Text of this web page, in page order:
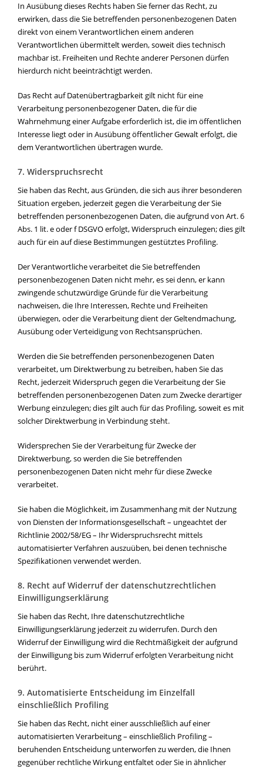
In Ausübung dieses Rechts haben Sie ferner das Recht, zu
erwirken, dass die Sie betreffenden personenbezogenen Daten
direkt von einem Verantwortlichen einem anderen
Verantwortlichen übermittelt werden, soweit dies technisch
machbar ist. Freiheiten und Rechte anderer Personen dürfen
hierdurch nicht beeinträchtigt werden.
Das Recht auf Datenübertragbarkeit gilt nicht für eine
Verarbeitung personenbezogener Daten, die für die
Wahrnehmung einer Aufgabe erforderlich ist, die im öffentlichen
Interesse liegt oder in Ausübung öffentlicher Gewalt erfolgt, die
dem Verantwortlichen übertragen wurde.
7. Widerspruchsrecht
Sie haben das Recht, aus Gründen, die sich aus ihrer besonderen
Situation ergeben, jederzeit gegen die Verarbeitung der Sie
betreffenden personenbezogenen Daten, die aufgrund von Art. 6
Abs. 1 lit. e oder f DSGVO erfolgt, Widerspruch einzulegen; dies gilt
auch für ein auf diese Bestimmungen gestütztes Profiling.
Der Verantwortliche verarbeitet die Sie betreffenden
personenbezogenen Daten nicht mehr, es sei denn, er kann
zwingende schutzwürdige Gründe für die Verarbeitung
nachweisen, die Ihre Interessen, Rechte und Freiheiten
überwiegen, oder die Verarbeitung dient der Geltendmachung,
Ausübung oder Verteidigung von Rechtsansprüchen.
Werden die Sie betreffenden personenbezogenen Daten
verarbeitet, um Direktwerbung zu betreiben, haben Sie das
Recht, jederzeit Widerspruch gegen die Verarbeitung der Sie
betreffenden personenbezogenen Daten zum Zwecke derartiger
Werbung einzulegen; dies gilt auch für das Profiling, soweit es mit
solcher Direktwerbung in Verbindung steht.
Widersprechen Sie der Verarbeitung für Zwecke der
Direktwerbung, so werden die Sie betreffenden
personenbezogenen Daten nicht mehr für diese Zwecke
verarbeitet.
Sie haben die Möglichkeit, im Zusammenhang mit der Nutzung
von Diensten der Informationsgesellschaft – ungeachtet der
Richtlinie 2002/58/EG – Ihr Widerspruchsrecht mittels
automatisierter Verfahren auszuüben, bei denen technische
Spezifikationen verwendet werden.
8. Recht auf Widerruf der datenschutzrechtlichen
Einwilligungserklärung
Sie haben das Recht, Ihre datenschutzrechtliche
Einwilligungserklärung jederzeit zu widerrufen. Durch den
Widerruf der Einwilligung wird die Rechtmäßigkeit der aufgrund
der Einwilligung bis zum Widerruf erfolgten Verarbeitung nicht
berührt.
9. Automatisierte Entscheidung im Einzelfall
einschließlich Profiling
Sie haben das Recht, nicht einer ausschließlich auf einer
automatisierten Verarbeitung – einschließlich Profiling –
beruhenden Entscheidung unterworfen zu werden, die Ihnen
gegenüber rechtliche Wirkung entfaltet oder Sie in ähnlicher